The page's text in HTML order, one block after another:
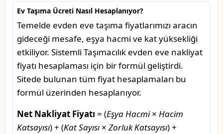
Ev Taşıma Ücreti Nasıl Hesaplanıyor?
Temelde evden eve taşıma fiyatlarımızı aracın
gideceği mesafe, eşya hacmi ve kat yüksekliği
etkiliyor. Sistemli Taşımacılık evden eve nakliyat
fiyatı hesaplaması için bir formül geliştirdi.
Sitede bulunan tüm fiyat hesaplamaları bu
formül üzerinden hesaplanıyor.
Net Nakliyat Fiyatı = (Eşya Hacmi× Hacim
Katsayısı) + (Kat Sayısı × Zorluk Katsayısı) +